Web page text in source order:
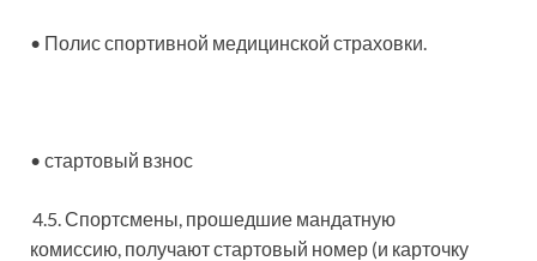
• Полис спортивной медицинской страховки.
• стартовый взнос
4.5. Спортсмены, прошедшие мандатную
комиссию, получают стартовый номер (и карточку